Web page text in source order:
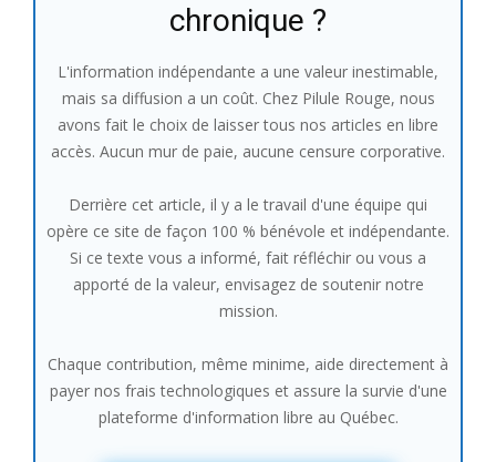
chronique ?
L'information indépendante a une valeur inestimable,
mais sa diffusion a un coût. Chez Pilule Rouge, nous
avons fait le choix de laisser tous nos articles en libre
accès. Aucun mur de paie, aucune censure corporative.
Derrière cet article, il y a le travail d'une équipe qui
opère ce site de façon 100 % bénévole et indépendante.
Si ce texte vous a informé, fait réfléchir ou vous a
apporté de la valeur, envisagez de soutenir notre
mission.
Chaque contribution, même minime, aide directement à
payer nos frais technologiques et assure la survie d'une
plateforme d'information libre au Québec.